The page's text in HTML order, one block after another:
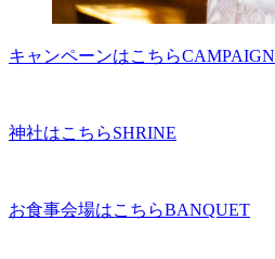
キャンペーンはこちらCAMPAIGN
神社はこちらSHRINE
お食事会場はこちらBANQUET